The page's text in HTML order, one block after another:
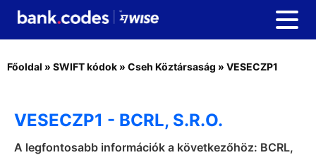
Főoldal » SWIFT kódok » Cseh Köztársaság » VESECZP1
VESECZP1 - BCRL, S.R.O.
A legfontosabb információk a következőhöz: BCRL,